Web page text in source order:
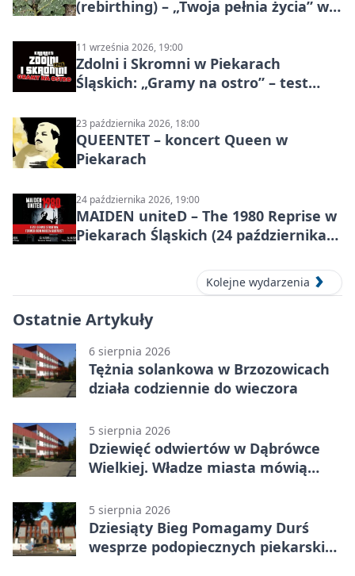
(rebirthing) – „Twoja pełnia życia” w
11 września 2026, 19:00
Zdolni i Skromni w Piekarach
Śląskich: „Gramy na ostro” – test
23 października 2026, 18:00
QUEENTET – koncert Queen w
Piekarach
24 października 2026, 19:00
MAIDEN uniteD – The 1980 Reprise w
Piekarach Śląskich (24 października
Kolejne wydarzenia
Ostatnie Artykuły
6 sierpnia 2026
Tężnia solankowa w Brzozowicach
działa codziennie do wieczora
5 sierpnia 2026
Dziewięć odwiertów w Dąbrówce
Wielkiej. Władze miasta mówią
5 sierpnia 2026
Dziesiąty Bieg Pomagamy Durś
wesprze podopiecznych piekarskich